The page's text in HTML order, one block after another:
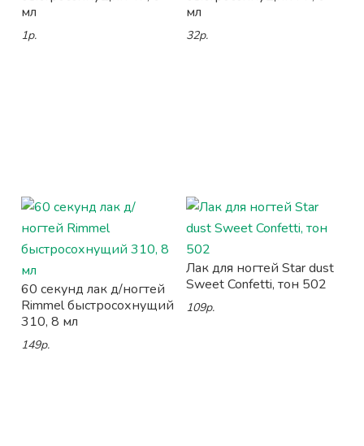
мл
1р.
мл
32р.
60 секунд лак д/ногтей
Rimmel быстросохнущий
310, 8 мл
149р.
Лак для ногтей Star dust
Sweet Confetti, тон 502
109р.